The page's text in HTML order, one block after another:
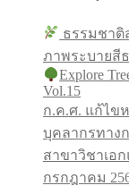
ธรรมชาติ
ภาพระบายสี
Explore
Vol.15
ก.ค.ศ. แก้ไข
บุคลากรทาง
สาขาวิชาเอ
กรกฎาคม